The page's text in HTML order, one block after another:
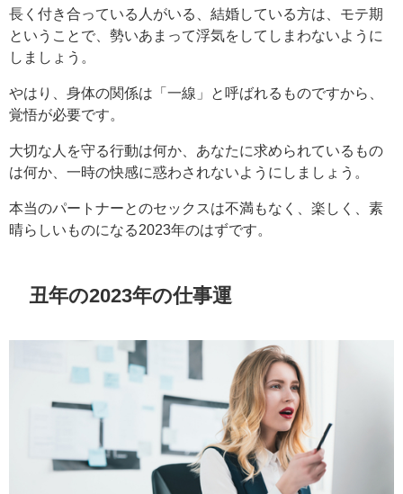
長く付き合っている人がいる、結婚している方は、モテ期
ということで、勢いあまって浮気をしてしまわないように
しましょう。
やはり、身体の関係は「一線」と呼ばれるものですから、
覚悟が必要です。
大切な人を守る行動は何か、あなたに求められているもの
は何か、一時の快感に惑わされないようにしましょう。
本当のパートナーとのセックスは不満もなく、楽しく、素
晴らしいものになる2023年のはずです。
丑年の2023年の仕事運